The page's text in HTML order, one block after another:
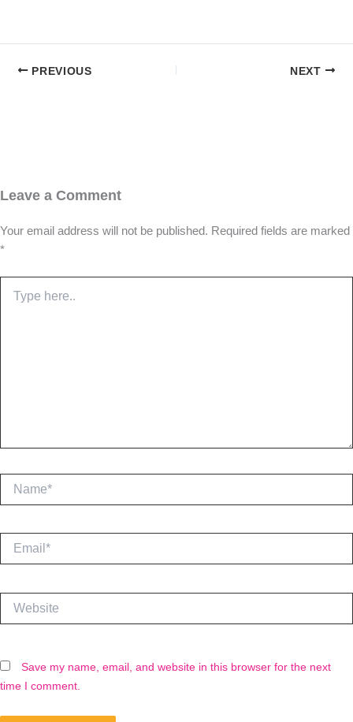
PREVIOUS NEXT
Leave a Comment
Your email address will not be published. Required fields are marked
*
here..
Email*
Save my name, email, and website in this browser for the next
time I comment.